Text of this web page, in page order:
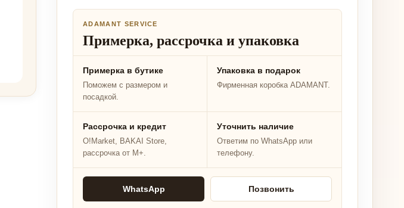
ADAMANT SERVICE
Примерка, рассрочка и упаковка
Примерка в бутике
Поможем с размером и
посадкой.
Упаковка в подарок
Фирменная коробка ADAMANT.
Рассрочка и кредит
O!Market, BAKAI Store,
рассрочка от M+.
Уточнить наличие
Ответим по WhatsApp или
телефону.
WhatsApp Позвонить